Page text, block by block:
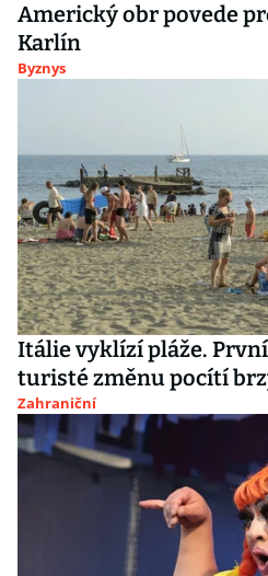
Americký obr povede
Karlín
Byznys
Itálie vyklízí pláže.
turisté změnu pocítí
Zahraniční